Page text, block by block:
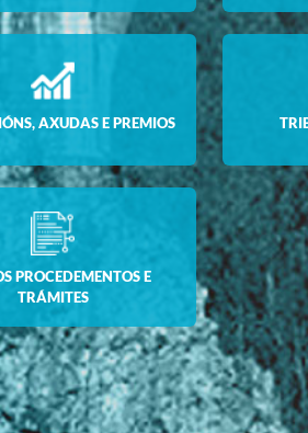
AXUDAS E PREMIOS
PROCEDEMENTOS E
TRÁMITES